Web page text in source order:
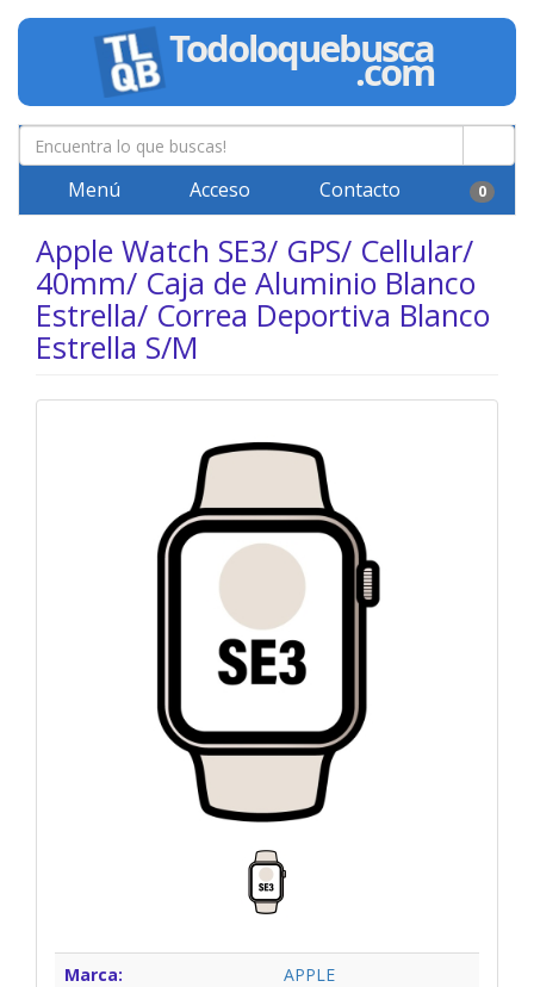
Menú Acceso Contacto 0
Apple Watch SE3/ GPS/ Cellular/
40mm/ Caja de Aluminio Blanco
Estrella/ Correa Deportiva Blanco
Estrella S/M
Marca:
APPLE